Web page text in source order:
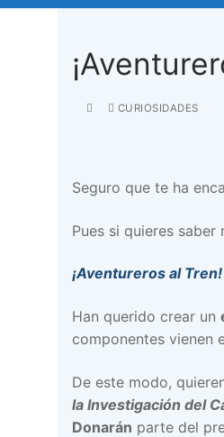
CURIOSIDADES
Seguro que te ha
Pues si quieres
¡Aventureros al Tren!
Han querido crear un
componentes vienen
De este modo,
la Investigación del
Donarán parte del